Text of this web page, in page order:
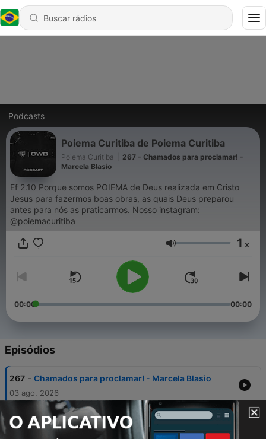
Podcasts
Poiema Curitiba de Poiema Curitiba
Poiema Curitiba
267 - Chamados para proclamar! -
Marcela Blasio
Ef 2.10 Porque somos POIEMA de Deus realizada em Cristo
Jesus para fazermos boas obras, as quais Deus preparou
antes para nós as praticarmos. Nosso instagram:
@poiemacuritiba
Volume 1 x
00:00 00:00
Episódios
267 - Chamados para proclamar! - Marcela Blasio
03 ago. 2026
266 - Se torne a igreja que você sonha! - Xande
Guedes